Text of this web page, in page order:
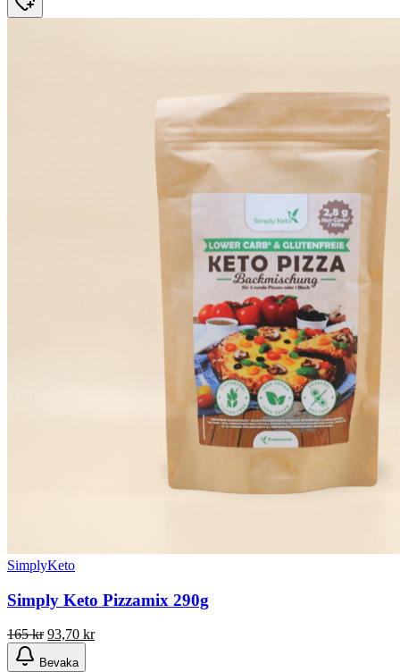
SimplyKeto
Simply Keto Pizzamix 290g
165kr Det
ursprungliga
priset
93,70 krDet
Bevaka